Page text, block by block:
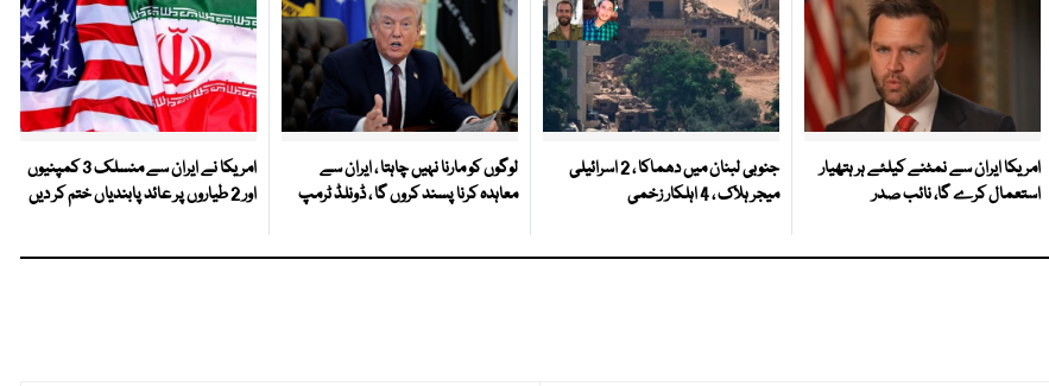
امریکا ایران سے نمٹنے کیلئے ہر ہتھیار
استعمال کرے گا، نائب صدر
جنوبی لبنان میں دھماکا ، 2 اسرائیلی
میجر ہلاک ، 4 اہلکار زخمی
لوگوں کو مارنا نہیں چاہتا ، ایران سے
معاہدہ کرنا پسند کروں گا ، ڈونلڈ ٹرمپ
امریکا نے ایران سے منسلک 3 کمپنیوں
اور 2 طیاروں پر عائد پابندیاں ختم کر دیں